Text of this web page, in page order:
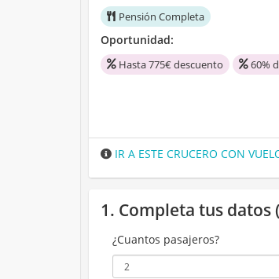
Pensión Completa
Oportunidad:
Hasta 775€ descuento 60%
IR A ESTE CRUCERO CON
1. Completa tus datos
¿Cuantos pasajeros?